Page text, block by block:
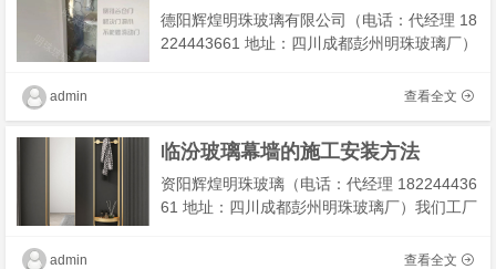
德阳辉煌明珠玻璃有限公司（电话：代经理 18
224443661 地址：四川成都彭州明珠玻璃厂）
我们有专业技术团队为您解决工程及安装，期
查看全文
admin
临汾玻璃幕墙的施工安装方法
资阳辉煌明珠玻璃（电话：代经理 182244436
61 地址：四川成都彭州明珠玻璃厂）我们工厂
定制,带框框智能镜我们有专业技术团队为您解
查看全文
admin